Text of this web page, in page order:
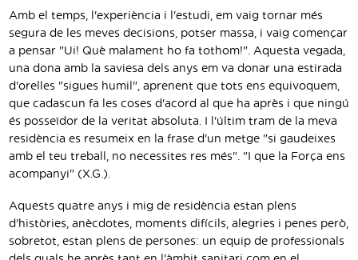
Amb el temps, l'experiència i l'estudi, em vaig tornar més
segura de les meves decisions, potser massa, i vaig començar
a pensar "Ui! Què malament ho fa tothom!". Aquesta vegada,
una dona amb la saviesa dels anys em va donar una estirada
d'orelles "sigues humil", aprenent que tots ens equivoquem,
que cadascun fa les coses d'acord al que ha après i que ningú
és posseïdor de la veritat absoluta. I l'últim tram de la meva
residència es resumeix en la frase d'un metge "si gaudeixes
amb el teu treball, no necessites res més". "I que la Força ens
acompanyi" (X.G.).
Aquests quatre anys i mig de residència estan plens
d'històries, anècdotes, moments difícils, alegries i penes però,
sobretot, estan plens de persones: un equip de professionals